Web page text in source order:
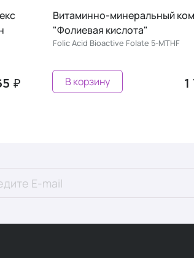
₽
Витаминно-минеральный
"Фолиевая кислота"
Folic Acid Bioactive Folate 5-MTHF
1
В корзину